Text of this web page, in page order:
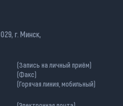
г. Минск,
(Запись на личный приём)
(Факс)
(Горячая линия, мобильный)